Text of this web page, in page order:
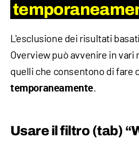
L'esclusione dei risultati
Overview può avvenire in
quelli che consentono di fare
temporaneamente.
Usare il filtro (tab)